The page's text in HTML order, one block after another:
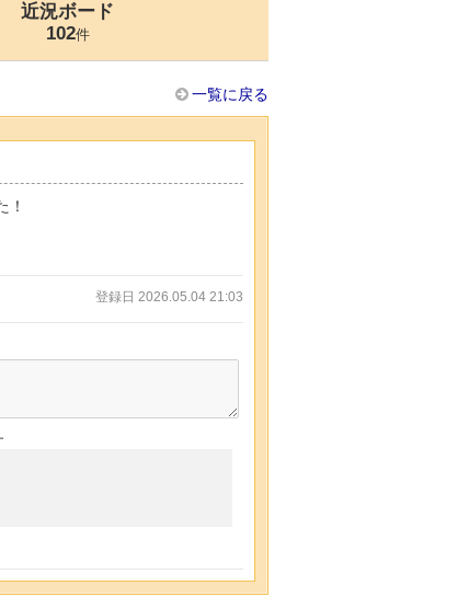
近況ボード
102件
一覧に戻る
！
登録日 2026.05.04 21:03